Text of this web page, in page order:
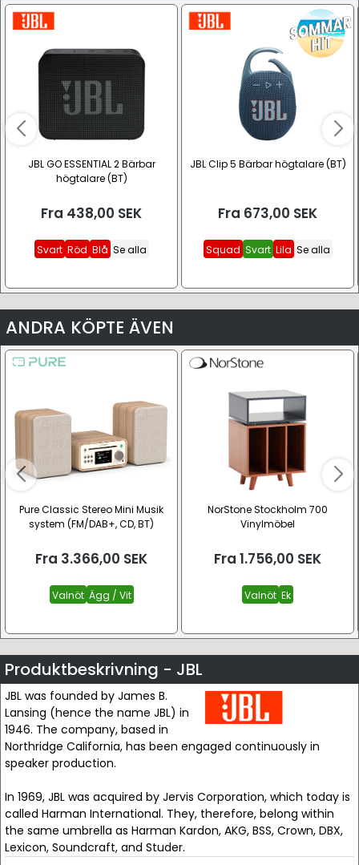
JBL GO ESSENTIAL 2 Bärbar
högtalare (BT)
Fra 438,00 SEK
Svart Röd Blå Se alla
JBL Clip 5 Bärbar högtalare (BT)
Fra 673,00 SEK
Squad Svart Lila Se alla
ANDRA KÖPTE ÄVEN
Pure Classic Stereo Mini Musik
system (FM/DAB+, CD, BT)
Fra 3.366,00 SEK
Valnöt Ägg / Vit
NorStone Stockholm 700
Vinylmöbel
Fra 1.756,00 SEK
Valnöt Ek
Produktbeskrivning - JBL
JBL was founded by James B.
Lansing (hence the name JBL) in
1946. The company, based in
Northridge California, has been engaged continuously in
speaker production.
In 1969, JBL was acquired by Jervis Corporation, which today is
called Harman International. They, therefore, belong within
the same umbrella as Harman Kardon, AKG, BSS, Crown, DBX,
Lexicon, Soundcraft, and Studer.